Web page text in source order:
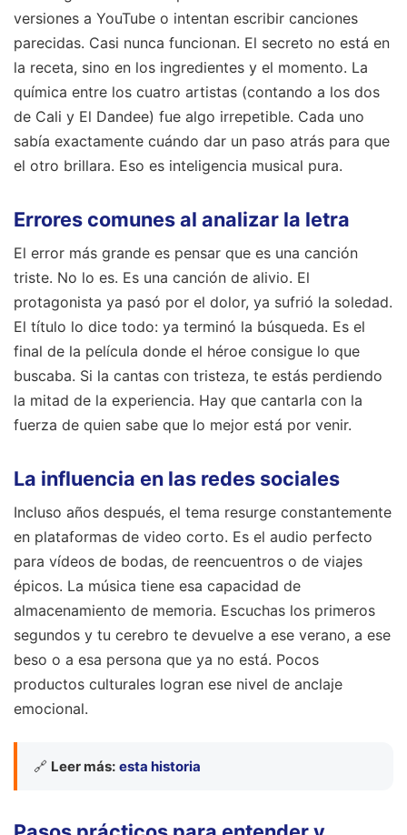
versiones a YouTube o intentan escribir canciones
parecidas. Casi nunca funcionan. El secreto no está en
la receta, sino en los ingredientes y el momento. La
química entre los cuatro artistas (contando a los dos
de Cali y El Dandee) fue algo irrepetible. Cada uno
sabía exactamente cuándo dar un paso atrás para que
el otro brillara. Eso es inteligencia musical pura.
Errores comunes al analizar la letra
El error más grande es pensar que es una canción
triste. No lo es. Es una canción de alivio. El
protagonista ya pasó por el dolor, ya sufrió la soledad.
El título lo dice todo: ya terminó la búsqueda. Es el
final de la película donde el héroe consigue lo que
buscaba. Si la cantas con tristeza, te estás perdiendo
la mitad de la experiencia. Hay que cantarla con la
fuerza de quien sabe que lo mejor está por venir.
La influencia en las redes sociales
Incluso años después, el tema resurge constantemente
en plataformas de video corto. Es el audio perfecto
para vídeos de bodas, de reencuentros o de viajes
épicos. La música tiene esa capacidad de
almacenamiento de memoria. Escuchas los primeros
segundos y tu cerebro te devuelve a ese verano, a ese
beso o a esa persona que ya no está. Pocos
productos culturales logran ese nivel de anclaje
emocional.
🔗 Leer más: esta historia